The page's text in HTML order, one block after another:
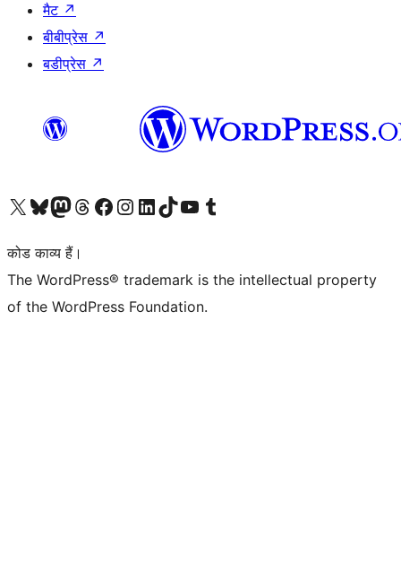
मैट ↗
बीबीप्रेस ↗
बडीप्रेस ↗
Visit our X (formerly Twitter) account
हमारे बलुस्की खाते पर जाएँVisit our Mastodon account
हमारे थ्रेड्स अकाउंट पर जाएंहमारे फेसबुक पेज पर जाएँहमारे इंस्टाग्राम अकाउंट पर जाएंहमारे लिंक्डइन खाते पर जाएँहमारे टिकटॉक खाते पर जाएँहमारे यूट्यूब चैनल पर जाएंहमारे Tumblr खाते पर जाएँ
कोड काव्य हैं।
The WordPress® trademark is the intellectual property
of the WordPress Foundation.